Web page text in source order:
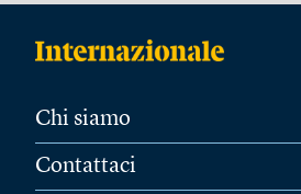
Chi siamo
Contattaci